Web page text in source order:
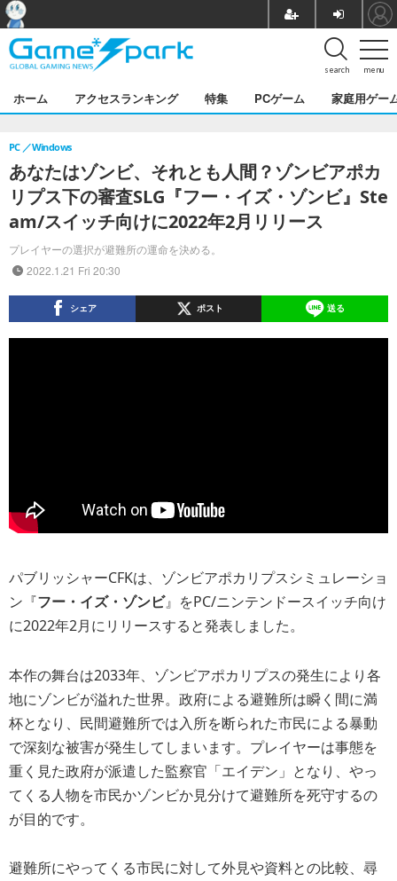
menu
search
ホーム アクセスランキング 特集 PCゲーム 家庭用ゲー
あなたはゾンビ、それとも人間？ゾンビアポカ
リプス下の審査SLG『フー・イズ・ゾンビ』Ste
am/スイッチ向けに2022年2月リリース
プレイヤーの選択が避難所の運命を決める。
PC Windows
2022.1.21 Fri 20:30
シェア ポスト 送る
パブリッシャーCFKは、ゾンビアポカリプスシミュレーショ
ン『フー・イズ・ゾンビ』をPC/ニンテンドースイッチ向け
に2022年2月にリリースすると発表しました。
本作の舞台は2033年、ゾンビアポカリプスの発生により各
地にゾンビが溢れた世界。政府による避難所は瞬く間に満
杯となり、民間避難所では入所を断られた市民による暴動
で深刻な被害が発生してしまいます。プレイヤーは事態を
重く見た政府が派遣した監察官「エイデン」となり、やっ
てくる人物を市民かゾンビか見分けて避難所を死守するの
が目的です。
避難所にやってくる市民に対して外見や資料との比較、尋